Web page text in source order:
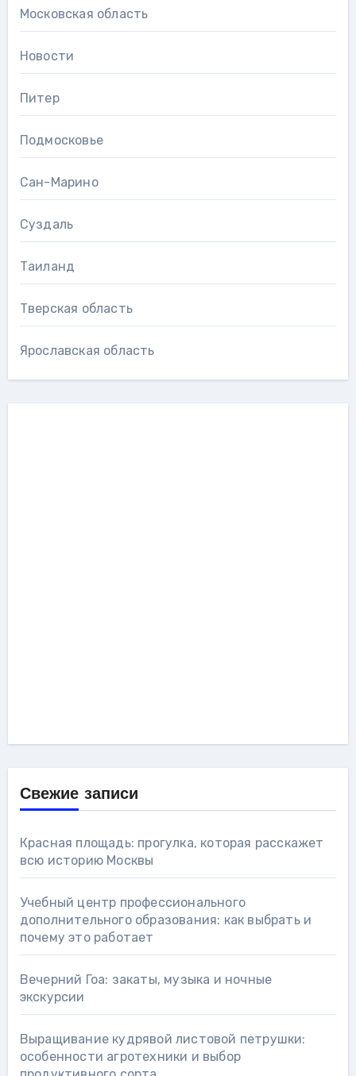
Московская область
Новости
Питер
Подмосковье
Сан-Марино
Суздаль
Таиланд
Тверская область
Ярославская область
Свежие записи
Красная площадь: прогулка, которая расскажет
всю историю Москвы
Учебный центр профессионального
дополнительного образования: как выбрать и
почему это работает
Вечерний Гоа: закаты, музыка и ночные
экскурсии
Выращивание кудрявой листовой петрушки:
особенности агротехники и выбор